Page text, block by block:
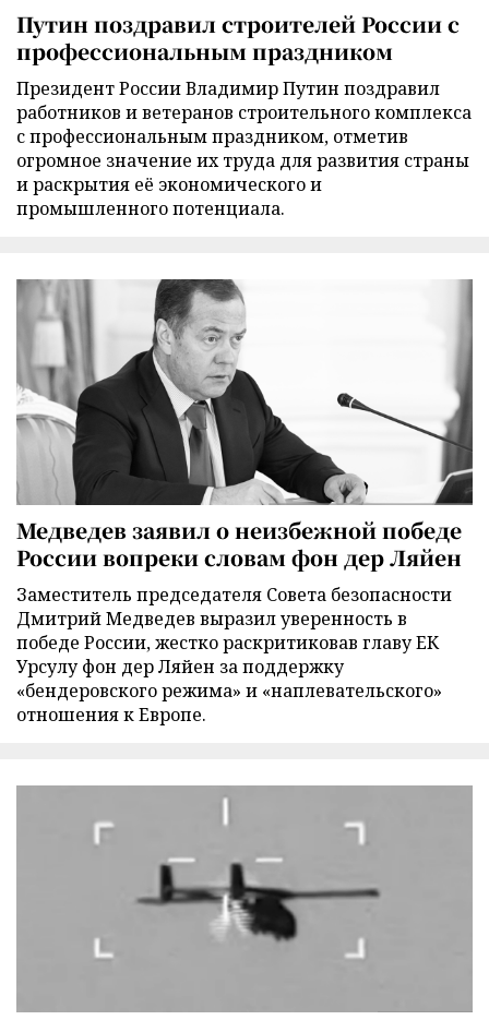
Путин поздравил строителей России с
профессиональным праздником
Президент России Владимир Путин поздравил
работников и ветеранов строительного комплекса
с профессиональным праздником, отметив
огромное значение их труда для развития страны
и раскрытия её экономического и
промышленного потенциала.
Медведев заявил о неизбежной победе
России вопреки словам фон дер Ляйен
Заместитель председателя Совета безопасности
Дмитрий Медведев выразил уверенность в
победе России, жестко раскритиковав главу ЕК
Урсулу фон дер Ляйен за поддержку
«бендеровского режима» и «наплевательского»
отношения к Европе.